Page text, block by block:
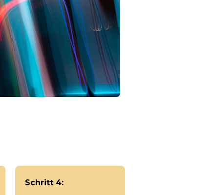
Schritt 4: